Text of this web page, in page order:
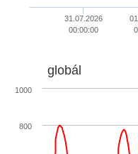
31.07.2026
00:00:00
globál
800
1000